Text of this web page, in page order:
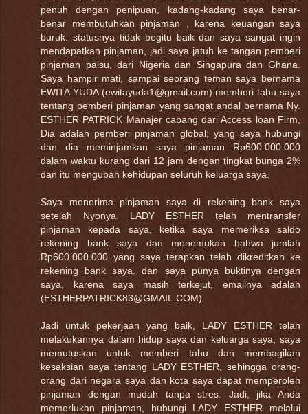
penuh dengan penipuan, kadang-kadang saya benar-
benar membutuhkan pinjaman , karena keuangan saya
buruk. statusnya tidak begitu baik dan saya sangat ingin
mendapatkan pinjaman, jadi saya jatuh ke tangan pemberi
pinjaman palsu, dari Nigeria dan Singapura dan Ghana.
Saya hampir mati, sampai seorang teman saya bernama
EWITA YUDA (ewitayuda1@gmail.com) memberi tahu saya
tentang pemberi pinjaman yang sangat andal bernama Ny.
ESTHER PATRICK Manajer cabang dari Access loan Firm,
Dia adalah pemberi pinjaman global; yang saya hubungi
dan dia meminjamkan saya pinjaman Rp600.000.000
dalam waktu kurang dari 12 jam dengan tingkat bunga 2%
dan itu mengubah kehidupan seluruh keluarga saya.
Saya menerima pinjaman saya di rekening bank saya
setelah Nyonya. LADY ESTHER telah mentransfer
pinjaman kepada saya, ketika saya memeriksa saldo
rekening bank saya dan menemukan bahwa jumlah
Rp600.000.000 yang saya terapkan telah dikreditkan ke
rekening bank saya. dan saya punya buktinya dengan
saya, karena saya masih terkejut, emailnya adalah
(ESTHERPATRICK83@GMAIL.COM)
Jadi untuk pekerjaan yang baik, LADY ESTHER telah
melakukannya dalam hidup saya dan keluarga saya, saya
memutuskan untuk memberi tahu dan membagikan
kesaksian saya tentang LADY ESTHER, sehingga orang-
orang dari negara saya dan kota saya dapat memperoleh
pinjaman dengan mudah tanpa stres. Jadi, jika Anda
memerlukan pinjaman, hubungi LADY ESTHER melalui